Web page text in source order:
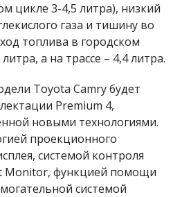
цикле 3-4,5 литра), низкий
газа и тишину во
топлива в городском
а на трассе – 4,4 литра.
Toyota Camry будет
Premium 4,
новыми технологиями.
проекционного
системой контроля
Monitor, функцией помощи
системой